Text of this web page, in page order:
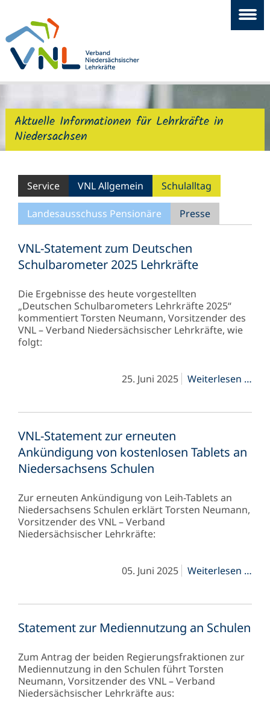
Aktuelle Informationen für Lehrkräfte in
Niedersachsen
Service VNL Allgemein Schulalltag
Landesausschuss Pensionäre Presse
VNL-Statement zum Deutschen
Schulbarometer 2025 Lehrkräfte
Die Ergebnisse des heute vorgestellten
„Deutschen Schulbarometers Lehrkräfte 2025“
kommentiert Torsten Neumann, Vorsitzender des
VNL – Verband Niedersächsischer Lehrkräfte, wie
folgt:
25. Juni 2025 Weiterlesen …
VNL-Statement zur erneuten
Ankündigung von kostenlosen Tablets an
Niedersachsens Schulen
Zur erneuten Ankündigung von Leih-Tablets an
Niedersachsens Schulen erklärt Torsten Neumann,
Vorsitzender des VNL – Verband
Niedersächsischer Lehrkräfte:
05. Juni 2025 Weiterlesen …
Statement zur Mediennutzung an Schulen
Zum Antrag der beiden Regierungsfraktionen zur
Mediennutzung in den Schulen führt Torsten
Neumann, Vorsitzender des VNL – Verband
Niedersächsischer Lehrkräfte aus: